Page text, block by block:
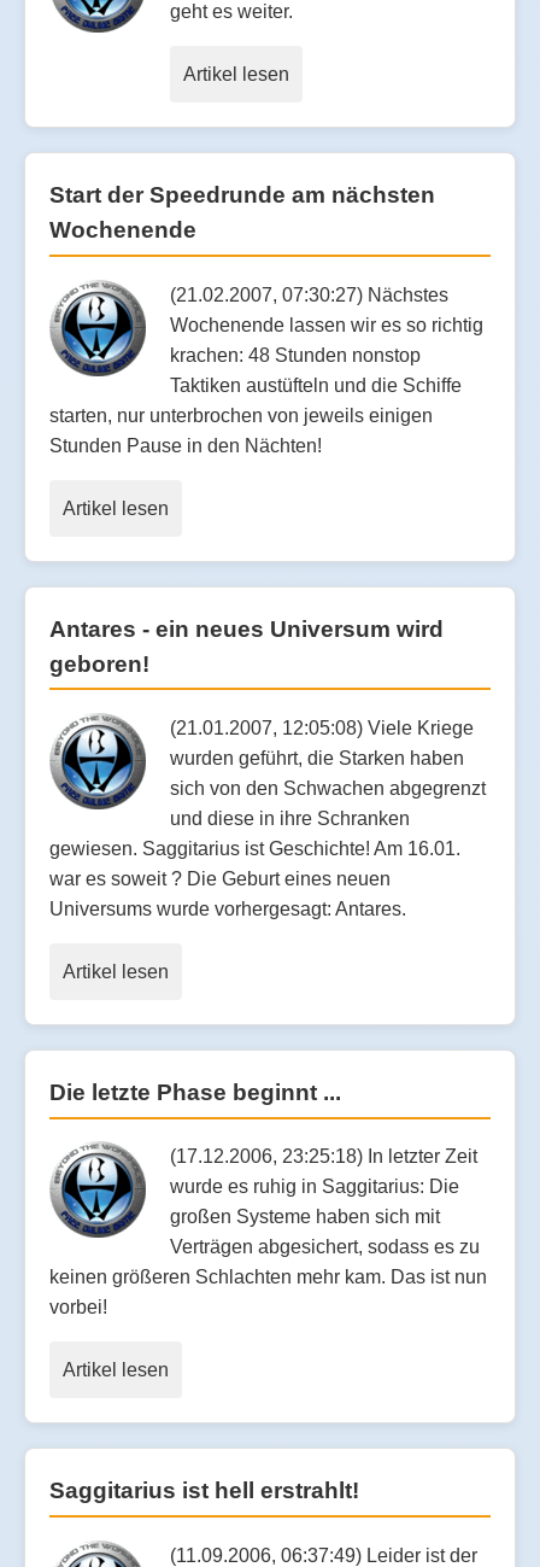
geht es weiter.
Artikel lesen
Start der Speedrunde am nächsten
Wochenende
(21.02.2007, 07:30:27) Nächstes
Wochenende lassen wir es so richtig
krachen: 48 Stunden nonstop
Taktiken austüfteln und die Schiffe
starten, nur unterbrochen von jeweils einigen
Stunden Pause in den Nächten!
Artikel lesen
Antares - ein neues Universum wird
geboren!
(21.01.2007, 12:05:08) Viele Kriege
wurden geführt, die Starken haben
sich von den Schwachen abgegrenzt
und diese in ihre Schranken
gewiesen. Saggitarius ist Geschichte! Am 16.01.
war es soweit ? Die Geburt eines neuen
Universums wurde vorhergesagt: Antares.
Artikel lesen
Die letzte Phase beginnt ...
(17.12.2006, 23:25:18) In letzter Zeit
wurde es ruhig in Saggitarius: Die
großen Systeme haben sich mit
Verträgen abgesichert, sodass es zu
keinen größeren Schlachten mehr kam. Das ist nun
vorbei!
Artikel lesen
Saggitarius ist hell erstrahlt!
(11.09.2006, 06:37:49) Leider ist der